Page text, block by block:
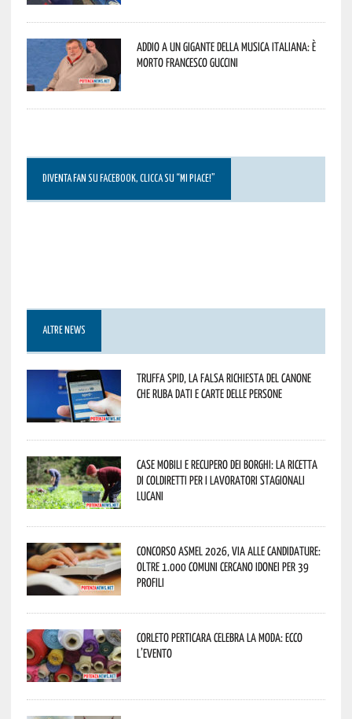
Addio a un gigante della musica italiana: è
morto Francesco Guccini
DIVENTA FAN SU FACEBOOK, CLICCA SU “MI PIACE!”
ALTRE NEWS
Truffa Spid, la falsa richiesta del canone
che ruba dati e carte delle persone
Case mobili e recupero dei borghi: la ricetta
di Coldiretti per i lavoratori stagionali
lucani
Concorso Asmel 2026, via alle candidature:
oltre 1.000 Comuni cercano idonei per 39
profili
Corleto Perticara celebra la moda: ecco
l’evento